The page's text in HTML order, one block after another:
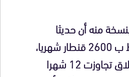
منه أن حديثا
12 شهرا